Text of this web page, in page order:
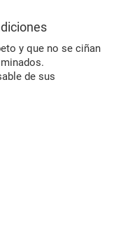
y que no se ciñan
de sus